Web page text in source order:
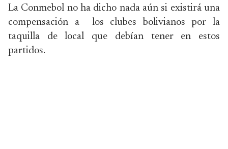
La Conmebol no ha dicho nada aún si existirá una
compensación a los clubes bolivianos por la
taquilla de local que debían tener en estos
partidos.